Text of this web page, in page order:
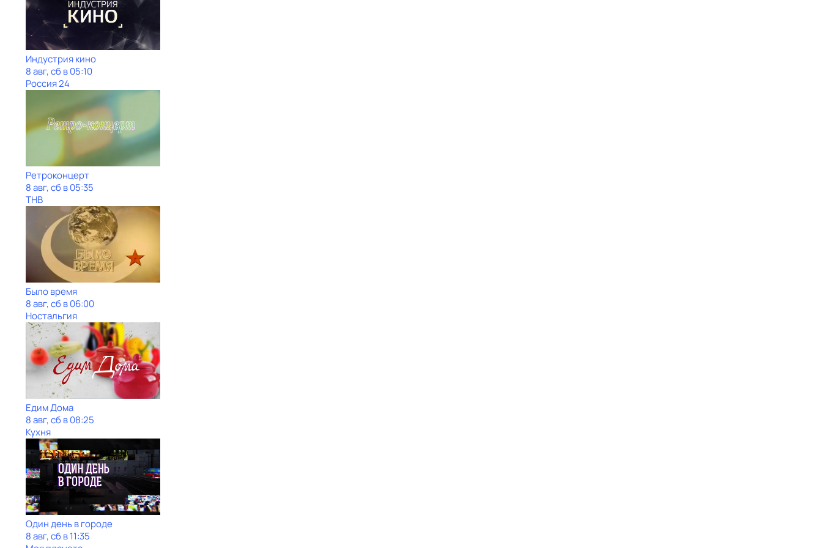
Индустрия кино
8 авг, сб в 05:10
Россия 24
Ретроконцерт
8 авг, сб в 05:35
ТНВ
Было время
8 авг, сб в 06:00
Ностальгия
Едим Дома
8 авг, сб в 08:25
Кухня
Один день в городе
8 авг, сб в 11:35